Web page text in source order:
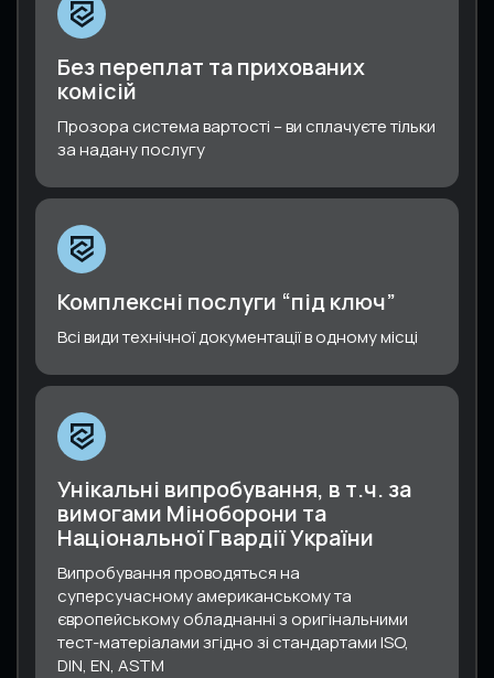
Без переплат та прихованих
комісій
Прозора система вартості – ви сплачуєте тільки
за надану послугу
Комплексні послуги “під ключ”
Всі види технічної документації в одному місці
Унікальні випробування, в т.ч. за
вимогами Міноборони та
Національної Гвардії України
Випробування проводяться на
суперсучасному американському та
європейському обладнанні з оригінальними
тест-матеріалами згідно зі стандартами ISO,
DIN, EN, ASTM